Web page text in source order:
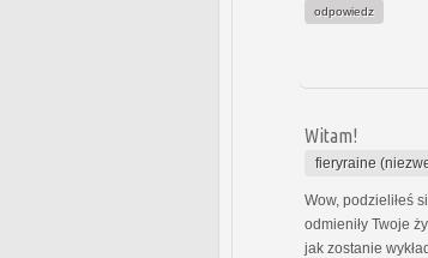
odpowiedz
Witam!
fieryraine
Wow, podzieliłeś
odmieniły Twoje
jak zostanie